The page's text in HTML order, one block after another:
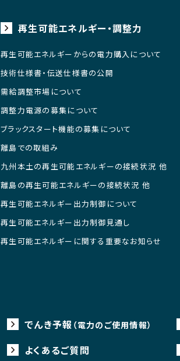
再生可能エネルギー・調整力
再生可能エネルギーからの電力購入について
技術仕様書・伝送仕様書の公開
需給調整市場について
調整力電源の募集について
ブラックスタート機能の募集について
離島での取組み
九州本土の再生可能エネルギーの接続状況 他
離島の再生可能エネルギーの接続状況 他
再生可能エネルギー出力制御について
再生可能エネルギー出力制御見通し
再生可能エネルギーに関する重要なお知らせ
でんき予報 （電力のご使用情報）
よくあるご質問